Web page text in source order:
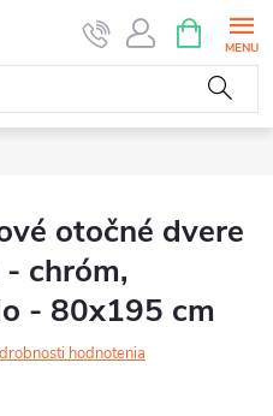
KOŠÍK
otočné dvere
chróm,
- 80x195 cm
hodnotenia